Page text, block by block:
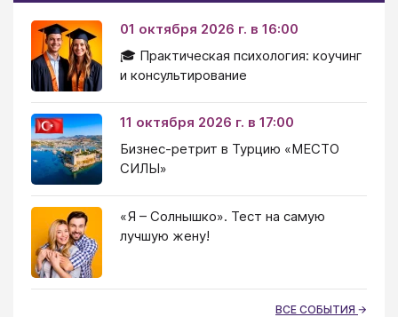
01 октября 2026 г. в 16:00
🎓 Практическая психология: коучинг
и консультирование
11 октября 2026 г. в 17:00
Бизнес-ретрит в Турцию «МЕСТО
СИЛЫ»
«Я – Солнышко». Тест на самую
лучшую жену!
ВСЕ СОБЫТИЯ